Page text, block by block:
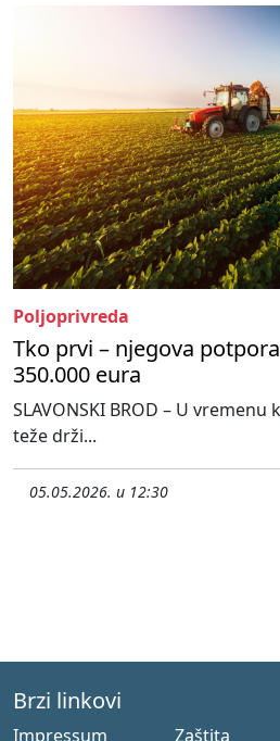
Poljoprivreda
Tko prvi – njegova
350.000 eura
SLAVONSKI BROD – U
teže drži...
05.05.2026. u 12:30
Brzi linkovi
Impressum Zaštita